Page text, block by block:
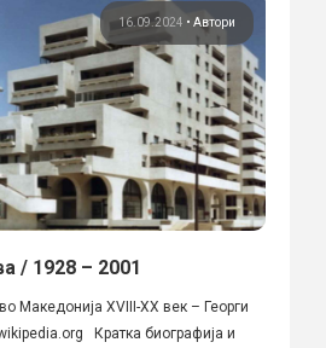
16.09.2024 • Автори
/ 1928 – 2001
Македонија XVIII-XX век – Георги
Кратка биографија и